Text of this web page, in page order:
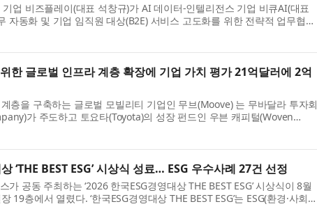
업 비즈플레이(대표 석창규)가 AI 데이터-인텔리전스 기업 비큐AI(대표
자동화 및 기업 임직원 대상(B2E) 서비스 고도화를 위한 전략적 업무협약
5일 서울 영등...
한 글로벌 인프라 계층 확장에 기업 가치 평가 21억달러에 2억
층을 구축하는 글로벌 모빌리티 기업인 무브(Moove) 는 무바달라 투자회
가 주도하고 토요타(Toyota)의 성장 펀드인 우븐 캐피털(Woven
이 공동 주도한 시리즈...
‘THE BEST ESG’ 시상식 성료… ESG 우수사례 27건 선정
가 공동 주최하는 ‘2026 한국ESG경영대상 THE BEST ESG’ 시상식이 8월
19층에서 열렸다. ‘한국ESG경영대상 THE BEST ESG’는 ESG(환경·사회·
공공기관, 지방공기업, 교...